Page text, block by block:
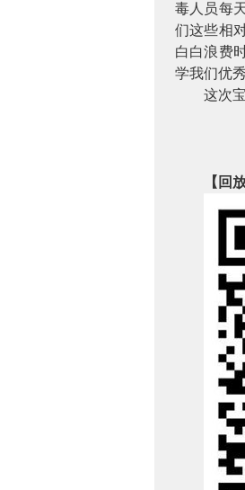
毒人员每
们这些相
白白浪费
学我们优
这次
【回